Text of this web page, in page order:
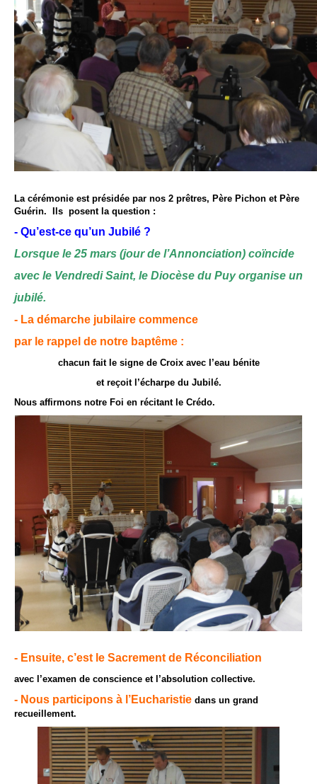
La cérémonie est présidée par nos 2 prêtres, Père Pichon et Père
Guérin. Ils posent la question :
- Qu’est-ce qu’un Jubilé ?
Lorsque le 25 mars (jour de l’Annonciation) coïncide
avec le Vendredi Saint, le Diocèse du Puy organise un
jubilé.
- La démarche jubilaire commence
par le rappel de notre baptême :
chacun fait le signe de Croix avec l’eau bénite
et reçoit l’écharpe du Jubilé.
Nous affirmons notre Foi en récitant le Crédo.
- Ensuite, c’est le Sacrement de Réconciliation
avec l’examen de conscience et l’absolution collective.
- Nous participons à l’Eucharistie dans un grand
recueillement.